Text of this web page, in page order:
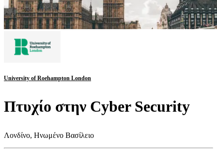
University of Roehampton London
Πτυχίο στην Cyber Security
Λονδίνο, Ηνωμένο Βασίλειο